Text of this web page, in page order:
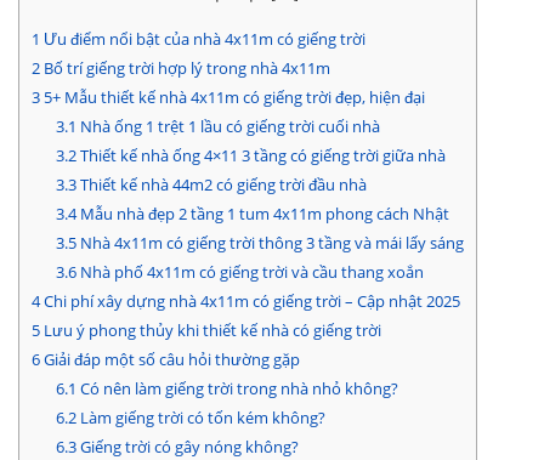
1 Ưu điểm nổi bật của nhà 4x11m có giếng trời
2 Bố trí giếng trời hợp lý trong nhà 4x11m
3 5+ Mẫu thiết kế nhà 4x11m có giếng trời đẹp, hiện đại
3.1 Nhà ống 1 trệt 1 lầu có giếng trời cuối nhà
3.2Thiết kế nhà ống 4×11 3 tầng có giếng trời giữa nhà
3.3Thiết kế nhà 44m2 có giếng trời đầu nhà
3.4Mẫu nhà đẹp 2 tầng 1 tum 4x11m phong cách Nhật
3.5Nhà 4x11m có giếng trời thông 3 tầng và mái lấy sáng
3.6Nhà phố 4x11m có giếng trời và cầu thang xoắn
4Chi phí xây dựng nhà 4x11m có giếng trời – Cập nhật 2025
5 Lưu ý phong thủy khi thiết kế nhà có giếng trời
6Giải đáp một số câu hỏi thường gặp
6.1 Có nên làm giếng trời trong nhà nhỏ không?
6.2Làm giếng trời có tốn kém không?
6.3Giếng trời có gây nóng không?